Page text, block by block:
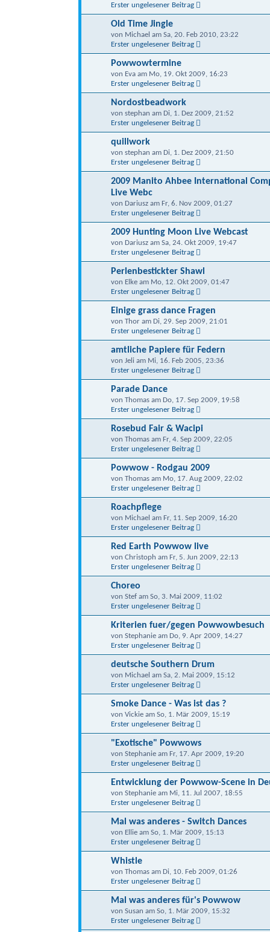
Erster ungelesener Beitrag
Old Time Jingle
von Michael am Sa, 20. Feb 2010, 23:22
Erster ungelesener Beitrag
Powwowtermine
von Eva am Mo, 19. Okt 2009, 16:23
Erster ungelesener Beitrag
Nordostbeadwork
von stephan am Di, 1. Dez 2009, 21:52
Erster ungelesener Beitrag
quillwork
von stephan am Di, 1. Dez 2009, 21:50
Erster ungelesener Beitrag
2009 Manito Ahbee International
Live Webc
von Dariusz am Fr, 6. Nov 2009, 01:27
Erster ungelesener Beitrag
2009 Hunting Moon Live Webcast
von Dariusz am Sa, 24. Okt 2009, 19:47
Erster ungelesener Beitrag
Perlenbestickter Shawl
von Elke am Mo, 12. Okt 2009, 01:47
Erster ungelesener Beitrag
Einige grass dance Fragen
von Thor am Di, 29. Sep 2009, 21:01
Erster ungelesener Beitrag
amtliche Papiere für Federn
von Jeli am Mi, 16. Feb 2005, 23:36
Erster ungelesener Beitrag
Parade Dance
von Thomas am Do, 17. Sep 2009, 19:58
Erster ungelesener Beitrag
Rosebud Fair & Wacipi
von Thomas am Fr, 4. Sep 2009, 22:05
Erster ungelesener Beitrag
Powwow - Rodgau 2009
von Thomas am Mo, 17. Aug 2009, 22:02
Erster ungelesener Beitrag
Roachpflege
von Michael am Fr, 11. Sep 2009, 16:20
Erster ungelesener Beitrag
Red Earth Powwow live
von Christoph am Fr, 5. Jun 2009, 22:13
Erster ungelesener Beitrag
Choreo
von Stef am So, 3. Mai 2009, 11:02
Erster ungelesener Beitrag
Kriterien fuer/gegen Powwowbesuch
von Stephanie am Do, 9. Apr 2009, 14:27
Erster ungelesener Beitrag
deutsche Southern Drum
von Michael am Sa, 2. Mai 2009, 15:12
Erster ungelesener Beitrag
Smoke Dance - Was ist das ?
von Vickie am So, 1. Mär 2009, 15:19
Erster ungelesener Beitrag
"Exotische" Powwows
von Stephanie am Fr, 17. Apr 2009, 19:20
Erster ungelesener Beitrag
Entwicklung der Powwow-Scene in
von Stephanie am Mi, 11. Jul 2007, 18:55
Erster ungelesener Beitrag
Mal was anderes - Switch Dances
von Ellie am So, 1. Mär 2009, 15:13
Erster ungelesener Beitrag
Whistle
von Thomas am Di, 10. Feb 2009, 01:26
Erster ungelesener Beitrag
Mal was anderes für's Powwow
von Susan am So, 1. Mär 2009, 15:32
Erster ungelesener Beitrag